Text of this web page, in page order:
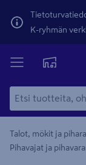
K-ryhmän
Talot, mökit ja
Pihavajat ja